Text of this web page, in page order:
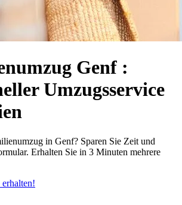
Genf ⁠:
Umzugsservice
in Genf? Sparen Sie Zeit und
Erhalten Sie in 3 Minuten mehrere